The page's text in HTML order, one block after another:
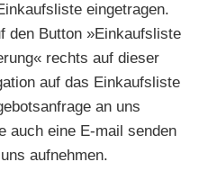
eingetragen.
den Button »Einkaufsliste
rechts auf dieser
auf das Einkaufsliste
an uns
auch eine E-mail senden
aufnehmen.